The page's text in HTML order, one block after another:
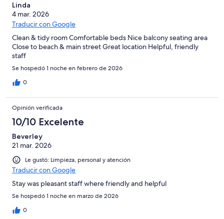
Linda
4 mar. 2026
Traducir con Google
Clean & tidy room Comfortable beds Nice balcony seating area
Close to beach & main street Great location Helpful, friendly
staff
Se hospedó 1 noche en febrero de 2026
0
Opinión verificada
10/10 Excelente
Beverley
21 mar. 2026
Le gustó: Limpieza, personal y atención
Traducir con Google
Stay was pleasant staff where friendly and helpful
Se hospedó 1 noche en marzo de 2026
0